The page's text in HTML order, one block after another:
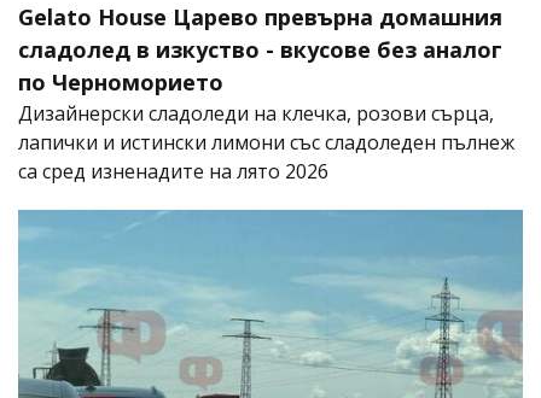
Gelato House Царево превърна домашния
сладолед в изкуство - вкусове без аналог
по Черноморието
Дизайнерски сладоледи на клечка, розови сърца,
лапички и истински лимони със сладоледен пълнеж
са сред изненадите на лято 2026